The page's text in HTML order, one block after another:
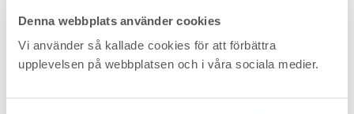
Denna webbplats använder cookies
Vi använder så kallade cookies för att förbättra
upplevelsen på webbplatsen och i våra sociala medier.
konsumentvägledningen i kommunen och den korta väntetiden för
den som behöver hjälp med budget- och skuldrådgivning.
Sammanlagt får kommunen 84 av 100 i betyg.
I botten av tabellen finns Arjeplog som är en av de 71 kommuner
samlade betyg rejält. Arjeplog har hyfsad statistik när det gäller